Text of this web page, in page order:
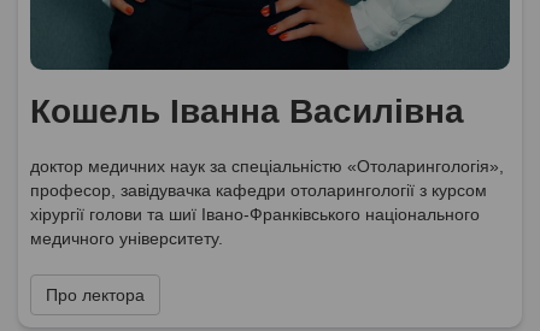
Кошель Іванна Василівна
доктор медичних наук за спеціальністю «Отоларингологія»,
професор, завідувачка кафедри отоларингології з курсом
хірургії голови та шиї Івано-Франківського національного
медичного університету.
Про лектора